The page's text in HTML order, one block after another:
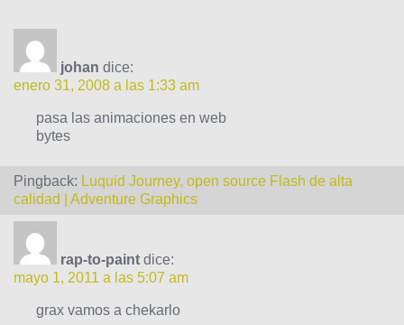
johan dice:
enero 31, 2008 a las 1:33 am
pasa las animaciones en web
bytes
Pingback: Luquid Journey, open source Flash de alta
calidad | Adventure Graphics
rap-to-paint dice:
mayo 1, 2011 a las 5:07 am
grax vamos a chekarlo